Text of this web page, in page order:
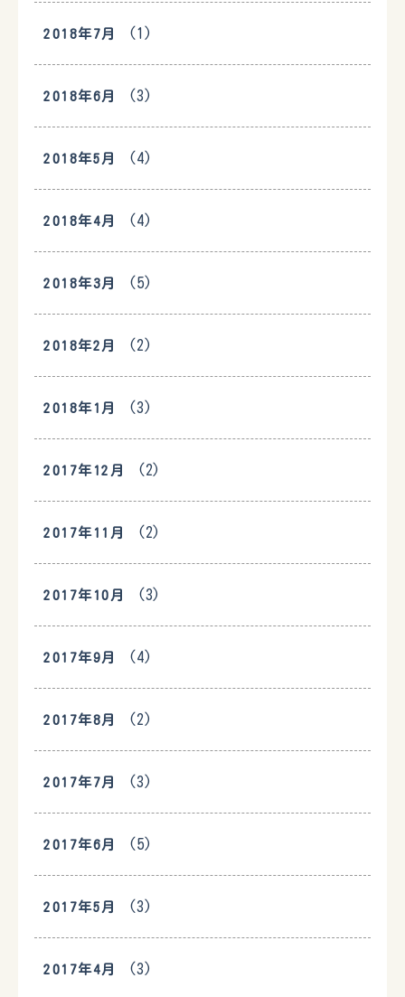
2018年7月 (1)
2018年6月 (3)
2018年5月 (4)
2018年4月 (4)
2018年3月 (5)
2018年2月 (2)
2018年1月 (3)
2017年12月 (2)
2017年11月 (2)
2017年10月 (3)
2017年9月 (4)
2017年8月 (2)
2017年7月 (3)
2017年6月 (5)
2017年5月 (3)
2017年4月 (3)